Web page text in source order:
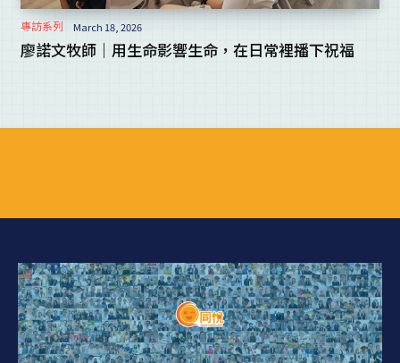
專訪系列 March 18, 2026
廖諾文牧師｜用生命影響生命，在日常裡播下祝福